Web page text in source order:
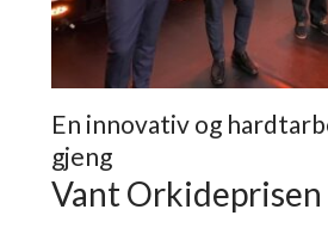
En innovativ og
gjeng
Vant Orkideprisen